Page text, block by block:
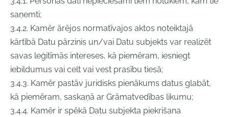
saņemti;
3.4.2. Kamēr ārējos normatīvajos aktos noteiktajā
kārtībā Datu pārzinis un/vai Datu subjekts var realizēt
savas leģitīmās intereses, kā piemēram, iesniegt
iebildumus vai celt vai vest prasību tiesā;
3.4.3. Kamēr pastāv juridisks pienākums datus glabāt,
kā piemēram, saskaņā ar Grāmatvedības likumu;
3.4.4. Kamēr ir spēkā Datu subjekta piekrišana